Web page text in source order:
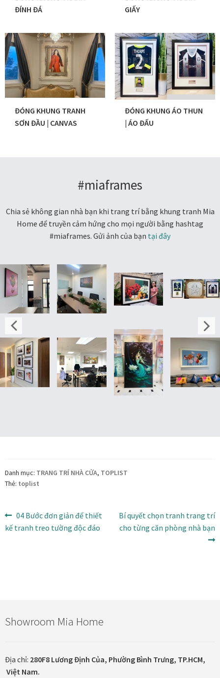
ĐÍNH ĐÁ
GIẤY
ĐÓNG KHUNG TRANH
SƠN ĐẦU | CANVAS
ĐÓNG KHUNG ÁO THUN
| ÁO ĐẤU
#miaframes
Chia sẻ không gian nhà bạn khi trang trí bằng khung tranh Mia
Home để truyền cảm hứng cho mọi người bằng hashtag
#miaframes. Gửi ảnh của bạn tại đây
Danh mục: TRANG TRÍ NHÀ CỬA, TOPLIST
Thẻ: toplist
Điều
hướng
Bài
trước:
04 Bước đơn giản để thiết
kế tranh treo tường độc đáo
Bài
tiếp
Bí quyết chọn tranh trang trí
cho từng căn phòng nhà bạn
Showroom Mia Home
Địa chỉ: 280F8 Lương Định Của, Phường Bình Trưng, TP.HCM,
Việt Nam.